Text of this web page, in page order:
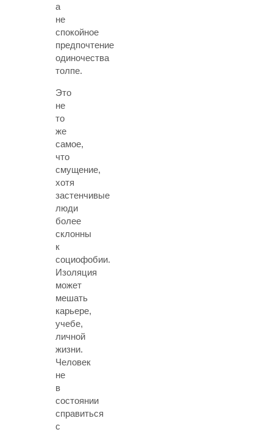
а
не
спокойное
предпочтение
одиночества
толпе.
Это
не
то
же
самое,
что
смущение,
хотя
застенчивые
люди
более
склонны
к
социофобии.
Изоляция
может
мешать
карьере,
учебе,
личной
жизни.
Человек
не
в
состоянии
справиться
с